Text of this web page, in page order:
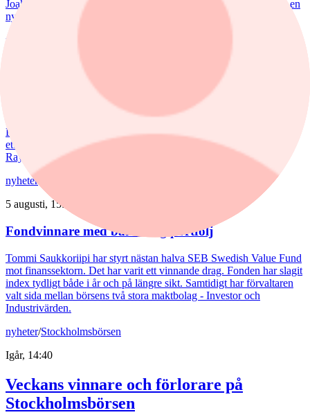
Joakim Agerback och Shayan Heidari går nu försvarssektorn in i en
ny tillväxtfas.
nyheter
Spiltan Småbolagsfond lyfte i juli – tar in
Efter en svagare utveckling hittills i år fick Spiltan Småbolagsfond
ett tydligt lyft i juli. Mips bidrog mest till uppgången, medan
RaySearch Laboratories är ett nytt innehav i fonden.
nyheter
5 augusti, 15:06
Fondvinnare med banktung portfölj
Tommi Saukkoriipi har styrt nästan halva SEB Swedish Value Fund
mot finanssektorn. Det har varit ett vinnande drag. Fonden har slagit
index tydligt både i år och på längre sikt. Samtidigt har förvaltaren
valt sida mellan börsens två stora maktbolag - Investor och
Industrivärden.
nyheter/Stockholmsbörsen
Igår, 14:40
Veckans vinnare och förlorare på
Stockholmsbörsen